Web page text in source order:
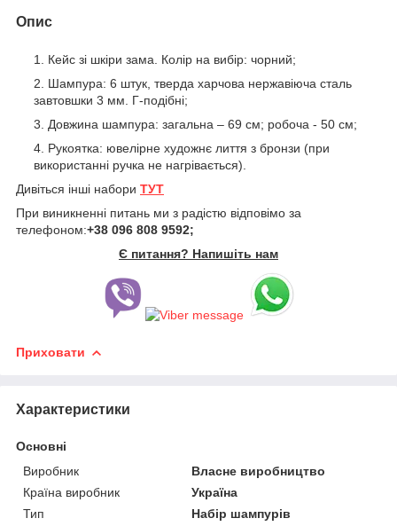
Опис
Кейс зі шкіри зама. Колір на вибір: чорний;
Шампура: 6 штук, тверда харчова нержавіюча сталь
завтовшки 3 мм. Г-подібні;
Довжина шампура: загальна – 69 см; робоча - 50 см;
Рукоятка: ювелірне художнє лиття з бронзи (при
використанні ручка не нагрівається).
Дивіться інші набори ТУТ
При виникненні питань ми з радістю відповімо за
телефоном:+38 096 808 9592;
Є питання? Напишіть нам
Приховати
Характеристики
Основні
Виробник
Власне виробництво
Країна виробник
Україна
Тип
Набір шампурів